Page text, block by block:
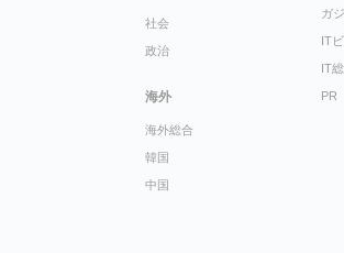
社会
政治
海外
海外総合
韓国
中国
ガ
IT
IT
PR